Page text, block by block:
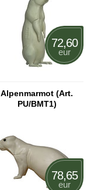
72,60
eur
Alpenmarmot (Art.
PU/BMT1)
78,65
eur